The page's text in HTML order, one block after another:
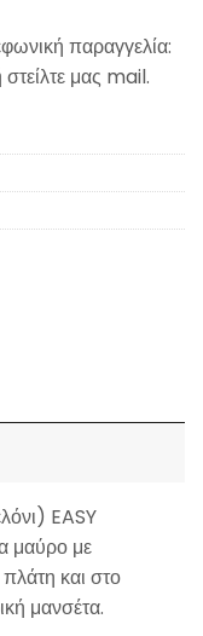
παραγγελία:
μας mail.
EASY
μαύρο με
και στο
μανσέτα.